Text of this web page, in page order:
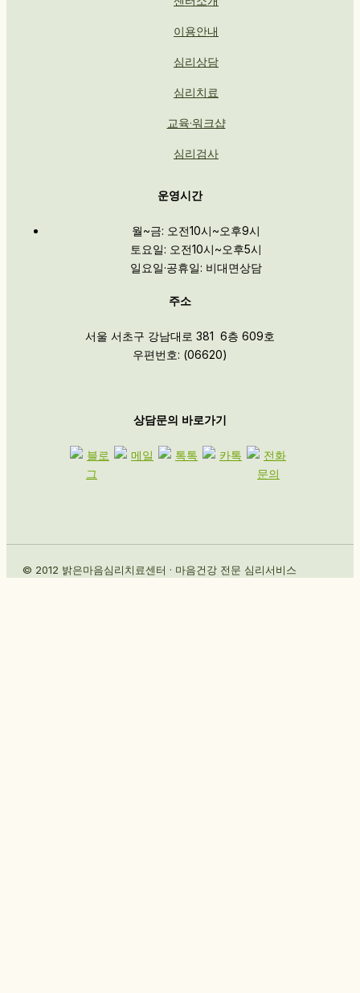
이용안내
심리상담
심리치료
교육·워크샵
심리검사
운영시간
월~금: 오전10시~오후9시
토요일: 오전10시~오후5시
일요일·공휴일: 비대면상담
주소
서울 서초구 강남대로 381 6층 609호
우편번호: (06620)
상담문의 바로가기
© 2012 밝은마음심리치료센터 · 마음건강 전문 심리서비스